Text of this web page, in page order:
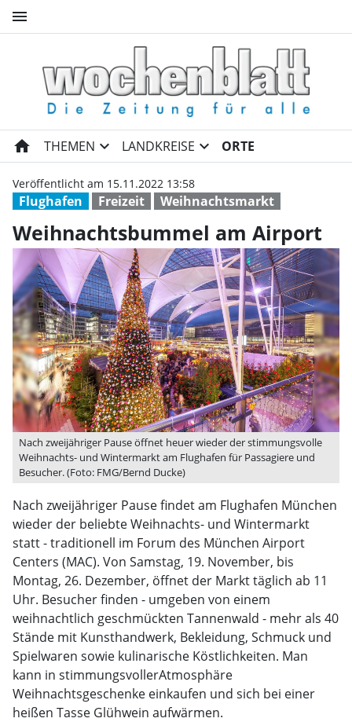
menu
Weihnachtsbummel am
home THEMEN expand_more LANDKREISE expand_more ORTE
Flughafen Freizeit Weihnachtsmarkt
Veröffentlicht am 15.11.2022 13:58
Weihnachtsbummel am Airport
Nach zweijähriger Pause öffnet heuer wieder der stimmungsvolle
Weihnachts- und Wintermarkt am Flughafen für Passagiere und
Besucher. (Foto: FMG/Bernd Ducke)
Nach zweijähriger Pause findet am Flughafen München
wieder der beliebte Weihnachts- und Wintermarkt
statt - traditionell im Forum des München Airport
Centers (MAC). Von Samstag, 19. November, bis
Montag, 26. Dezember, öffnet der Markt täglich ab 11
Uhr. Besucher finden - umgeben von einem
weihnachtlich geschmückten Tannenwald - mehr als 40
Stände mit Kunsthandwerk, Bekleidung, Schmuck und
Spielwaren sowie kulinarische Köstlichkeiten. Man
kann in stimmungsvollerAtmosphäre
Weihnachtsgeschenke einkaufen und sich bei einer
heißen Tasse Glühwein aufwärmen.